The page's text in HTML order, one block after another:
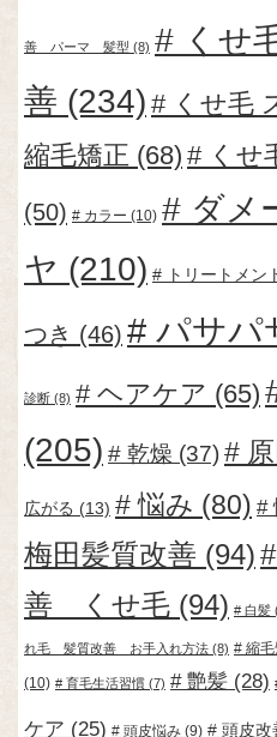
善 パーマ 髪型 (8)
くせ
善 (234)
くせ毛
縮毛矯正 (68) くせ
(50) カラー (10) ダメ
ヤ (210) トリートメン
つき (46) パサパ
診断 (8) ヘアケア (65)
(205)
乾燥 (37)
広がる (13) 悩み (80)
梅田髪質改善 (94)
善 くせ毛 (94) 白髪
れ毛 髪質改善 お手入れ方法 (8) 縮
(10) 育毛生活習慣 (7) 艶髪 (28)
ケア (25) 頭皮悩み (9) 頭皮改